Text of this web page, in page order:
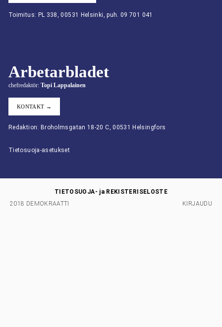
Toimitus: PL 338, 00531 Helsinki, puh. 09 701 041
Arbetarbladet
chefredaktör: Topi Lappalainen
KONTAKT →
Redaktion: Broholmsgatan 18-20 C, 00531 Helsingfors
Tietosuoja-asetukset
2018 DEMOKRAATTI
TIETOSUOJA- ja REKISTERISELOSTE
KIRJAUDU